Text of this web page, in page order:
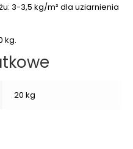
3-3,5 kg/m² dla uziarnienia
kg.
20 kg